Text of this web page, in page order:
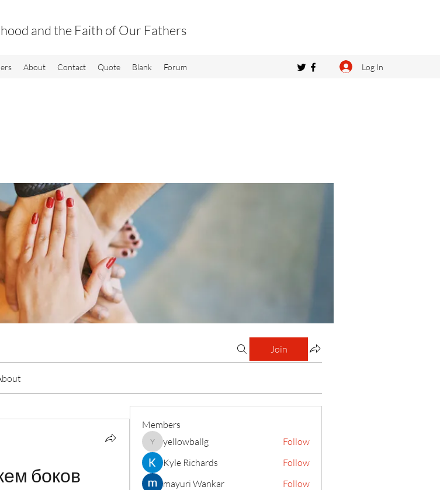
and the Faith of Our Fathers
About Contact Quote Blank Forum Log In
Join
боков
Members
yellowballg
yellowballg
Follow
Kyle Richards
Follow
mayuri Wankar
Follow